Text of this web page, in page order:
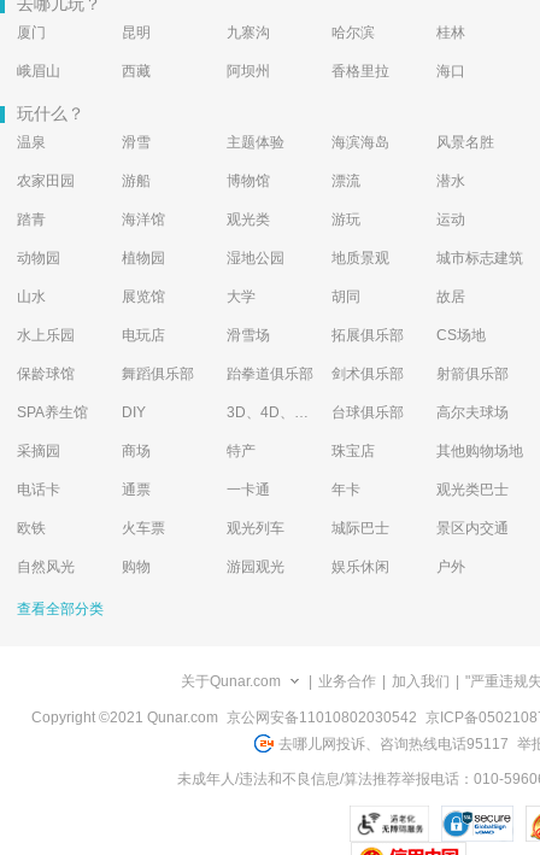
厦门 昆明 九寨沟 哈尔滨 桂林
峨眉山 西藏 阿坝州 香格里拉 海口
玩什么？
温泉 滑雪 主题体验 海滨海岛 风景名胜
农家田园 游船 博物馆 漂流 潜水
踏青 海洋馆 观光类 游玩 运动
动物园 植物园 湿地公园 地质景观 城市标志建筑
山水 展览馆 大学 胡同 故居
水上乐园 电玩店 滑雪场 拓展俱乐部 CS场地
保龄球馆 舞蹈俱乐部 跆拳道俱乐部 剑术俱乐部 射箭俱乐部
SPA养生馆 DIY 3D、4D、5D艺术体验馆 台球俱乐部 高尔夫球场
采摘园 商场 特产 珠宝店 其他购物场地
电话卡 通票 一卡通 年卡 观光类巴士
欧铁 火车票 观光列车 城际巴士 景区内交通
自然风光 购物 游园观光 娱乐休闲 户外
查看全部分类
关于Qunar.com 业务合作 加入我们 "严重违规
Copyright ©2021 Qunar.com 京公网安备11010802030542 京ICP备
去哪儿网投诉、咨询热线电话95117 举
未成年人/违法和不良信息/算法推荐举报电话：010-